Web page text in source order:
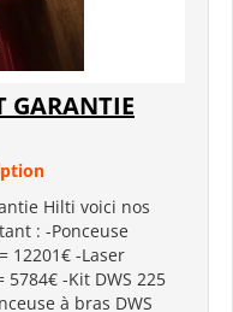
GARANTIE
Hilti voici nos
: -Ponceuse
12201€ -Laser
5784€ -Kit DWS 225
à bras DWS